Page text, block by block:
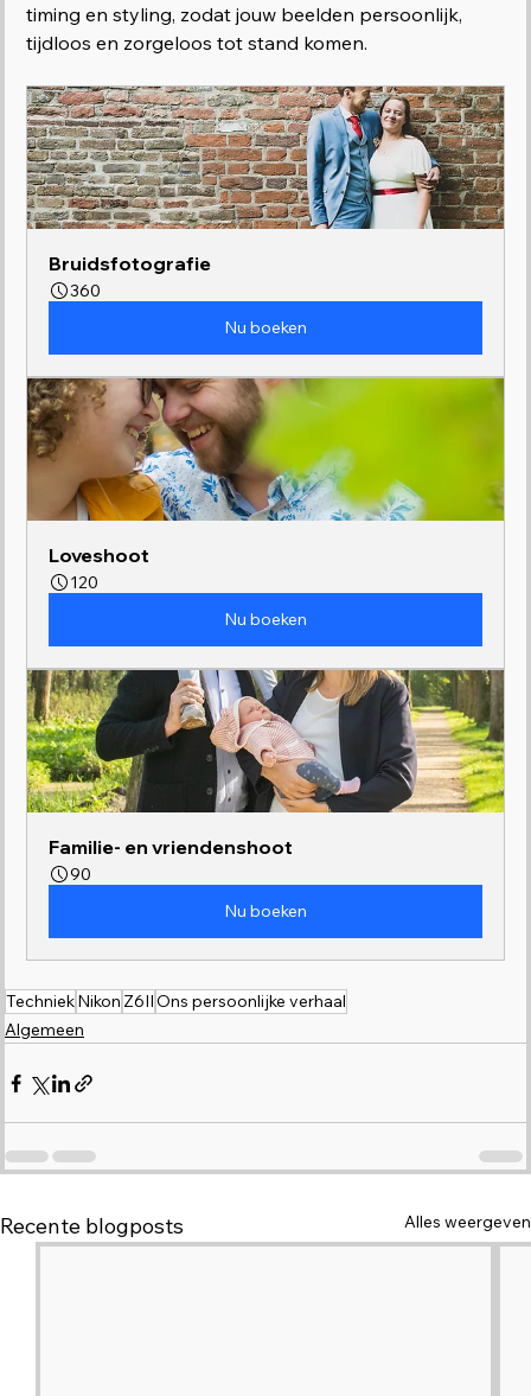
timing en styling, zodat jouw beelden persoonlijk,
tijdloos en zorgeloos tot stand komen.
Bruidsfotografie
360
Nu boeken
Loveshoot
120
Nu boeken
Familie- en vriendenshoot
90
Nu boeken
TechniekNikon Z6IIOns persoonlijke verhaal
Algemeen
Recente blogposts Alles weergeven